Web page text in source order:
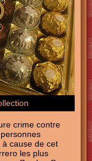
crime contre
cause de cet
les plus